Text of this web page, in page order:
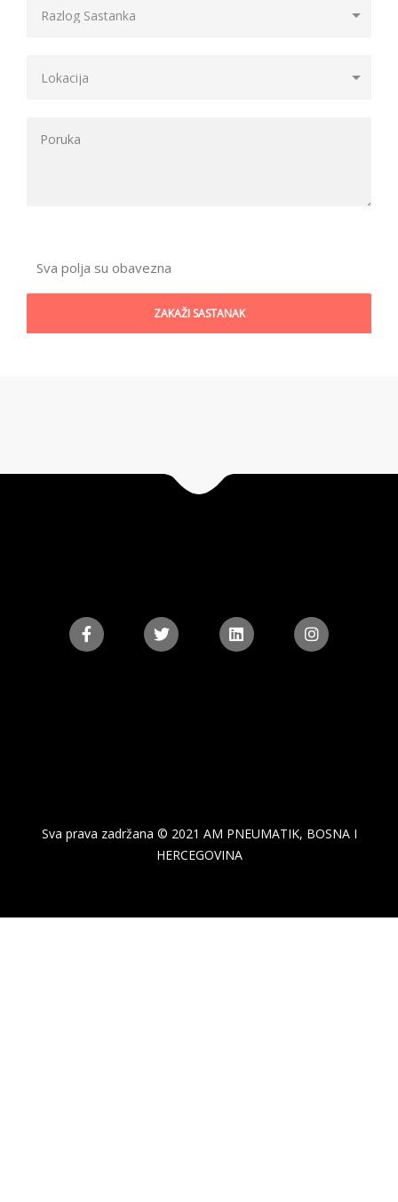
Sva polja su obavezna
Sva prava zadržana © 2021 AM PNEUMATIK, BOSNA I
HERCEGOVINA